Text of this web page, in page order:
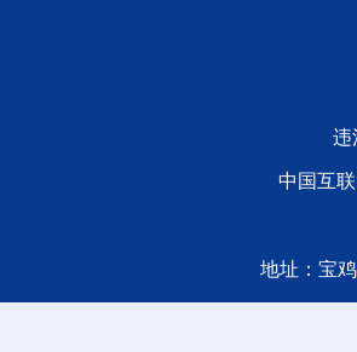
中国互
地址：宝